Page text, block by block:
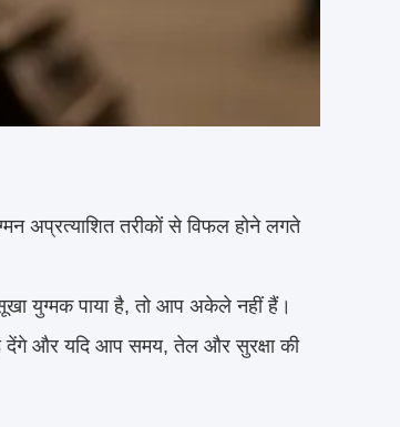
अप्रत्याशित तरीकों से विफल होने लगते
युग्मक पाया है, तो आप अकेले नहीं हैं।
देंगे और यदि आप समय, तेल और सुरक्षा की